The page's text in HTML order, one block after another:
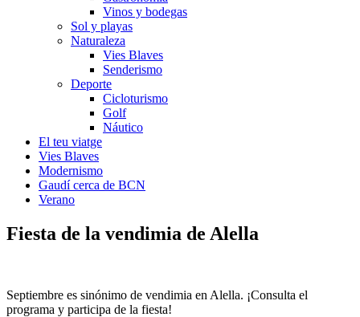
Vinos y bodegas
Sol y playas
Naturaleza
Vies Blaves
Senderismo
Deporte
Cicloturismo
Golf
Náutico
El teu viatge
Vies Blaves
Modernismo
Gaudí cerca de BCN
Verano
Fiesta de la vendimia de Alella
Septiembre es sinónimo de vendimia en Alella. ¡Consulta el
programa y participa de la fiesta!